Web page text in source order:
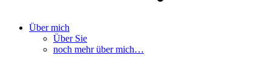
Über mich
Über Sie
noch mehr über mich…